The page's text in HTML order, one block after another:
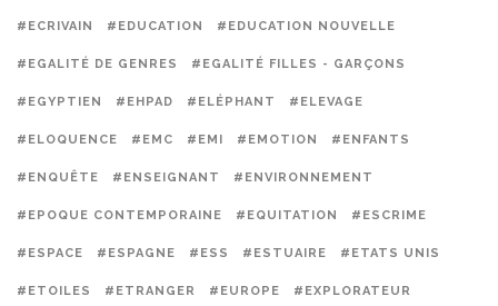
#ECRIVAIN #EDUCATION #EDUCATION NOUVELLE
#EGALITÉ DE GENRES #EGALITÉ FILLES - GARÇONS
#EGYPTIEN #EHPAD #ELÉPHANT #ELEVAGE
#ELOQUENCE #EMC #EMI #EMOTION #ENFANTS
#ENQUÊTE #ENSEIGNANT #ENVIRONNEMENT
#EPOQUE CONTEMPORAINE #EQUITATION #ESCRIME
#ESPACE #ESPAGNE #ESS #ESTUAIRE #ETATS UNIS
#ETOILES #ETRANGER #EUROPE #EXPLORATEUR